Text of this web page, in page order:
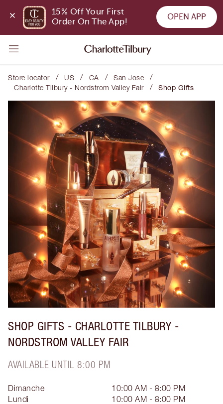
15% Off Your First
Order On The App!
OPEN APP
Store locator / US / CA / San Jose /
Charlotte Tilbury - Nordstrom Valley Fair / Shop Gifts
SHOP GIFTS - CHARLOTTE TILBURY -
NORDSTROM VALLEY FAIR
AVAILABLE UNTIL 8:00 PM
Dimanche
10:00 AM - 8:00 PM
Lundi
10:00 AM - 8:00 PM